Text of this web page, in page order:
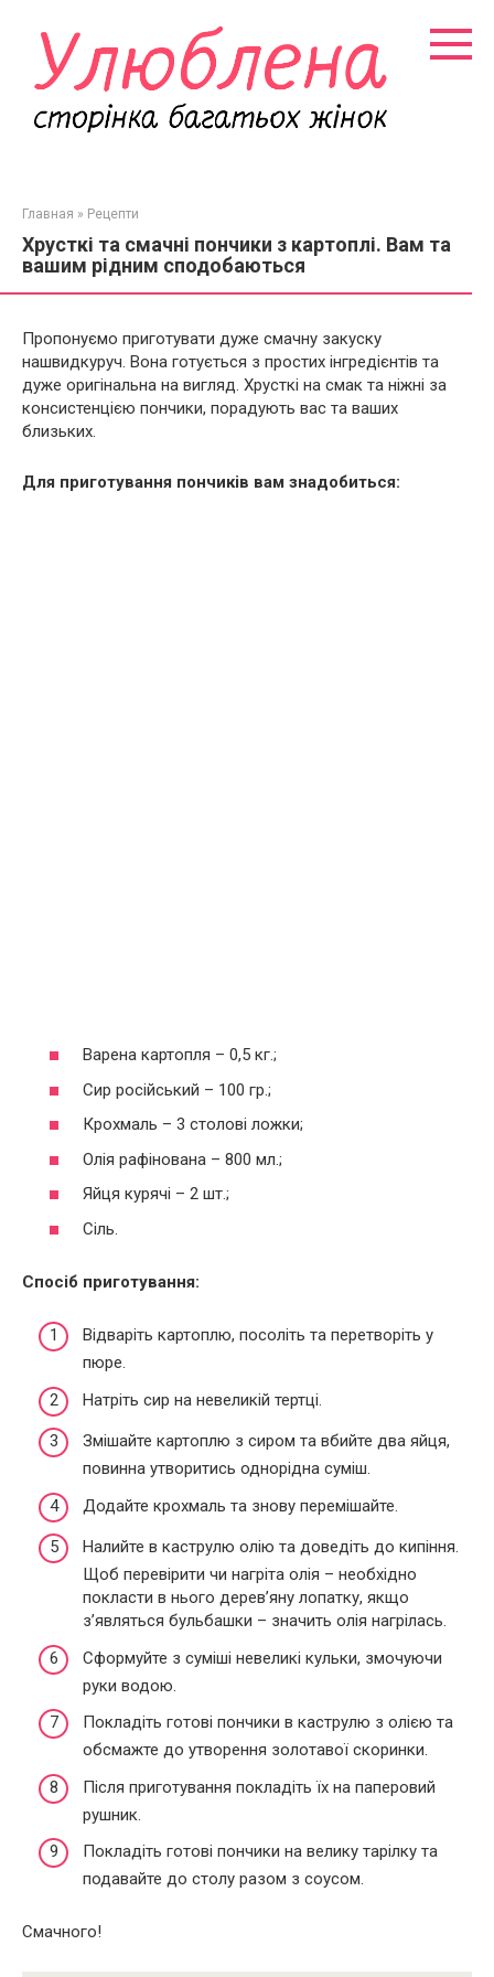
контенту
Главная » Рецепти
Хрусткі та смачні пончики з картоплі. Вам та
вашим рідним сподобаються
Пропонуємо приготувати дуже смачну закуску
нашвидкуруч. Вона готується з простих інгредієнтів та
дуже оригінальна на вигляд. Хрусткі на смак та ніжні за
консистенцією пончики, порадують вас та ваших
близьких.
Для приготування пончиків вам знадобиться:
Варена картопля – 0,5 кг.;
Сир російський – 100 гр.;
Крохмаль – 3 столові ложки;
Олія рафінована – 800 мл.;
Яйця курячі – 2 шт.;
Сіль.
Спосіб приготування:
Відваріть картоплю, посоліть та перетворіть у
пюре.
Натріть сир на невеликій тертці.
Змішайте картоплю з сиром та вбийте два яйця,
повинна утворитись однорідна суміш.
Додайте крохмаль та знову перемішайте.
Налийте в каструлю олію та доведіть до кипіння.
Щоб перевірити чи нагріта олія – необхідно
покласти в нього дерев’яну лопатку, якщо
з’являться бульбашки – значить олія нагрілась.
Сформуйте з суміші невеликі кульки, змочуючи
руки водою.
Покладіть готові пончики в каструлю з олією та
обсмажте до утворення золотавої скоринки.
Після приготування покладіть їх на паперовий
рушник.
Покладіть готові пончики на велику тарілку та
подавайте до столу разом з соусом.
Смачного!